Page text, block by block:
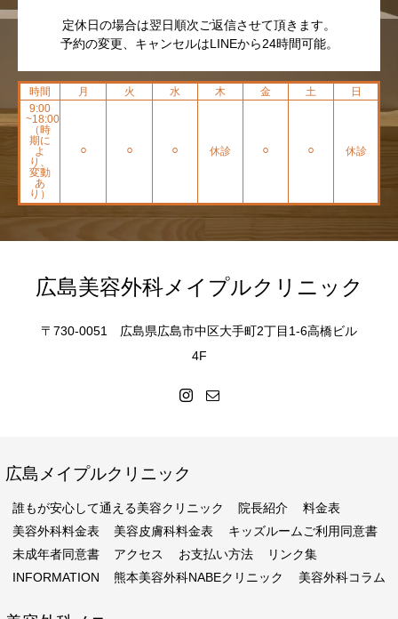
定休日の場合は翌日順次ご返信させて頂きます。
予約の変更、キャンセルはLINEから24時間可能。
時間 月 火 水 木 金 土
日
9:00
~18:00
（時
期に
よ
り、
変動
あ
り）
⚪︎ ⚪︎ ⚪︎ 休診 ⚪︎ ⚪︎ 休診
広島美容外科メイプルクリニック
〒730-0051 広島県広島市中区大手町2丁目1-6高橋ビル
4F
広島メイプルクリニック
誰もが安心して通える美容クリニック 院長紹介
料金表
美容外科料金表
美容皮膚科料金表
キッズルームご利用同意書
未成年者同意書
アクセス お支払い方法
リンク集
INFORMATION
熊本美容外科NABEクリニック 美容外科コラム